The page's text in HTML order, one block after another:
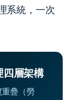
系統，一次
四層架構
疊（勞